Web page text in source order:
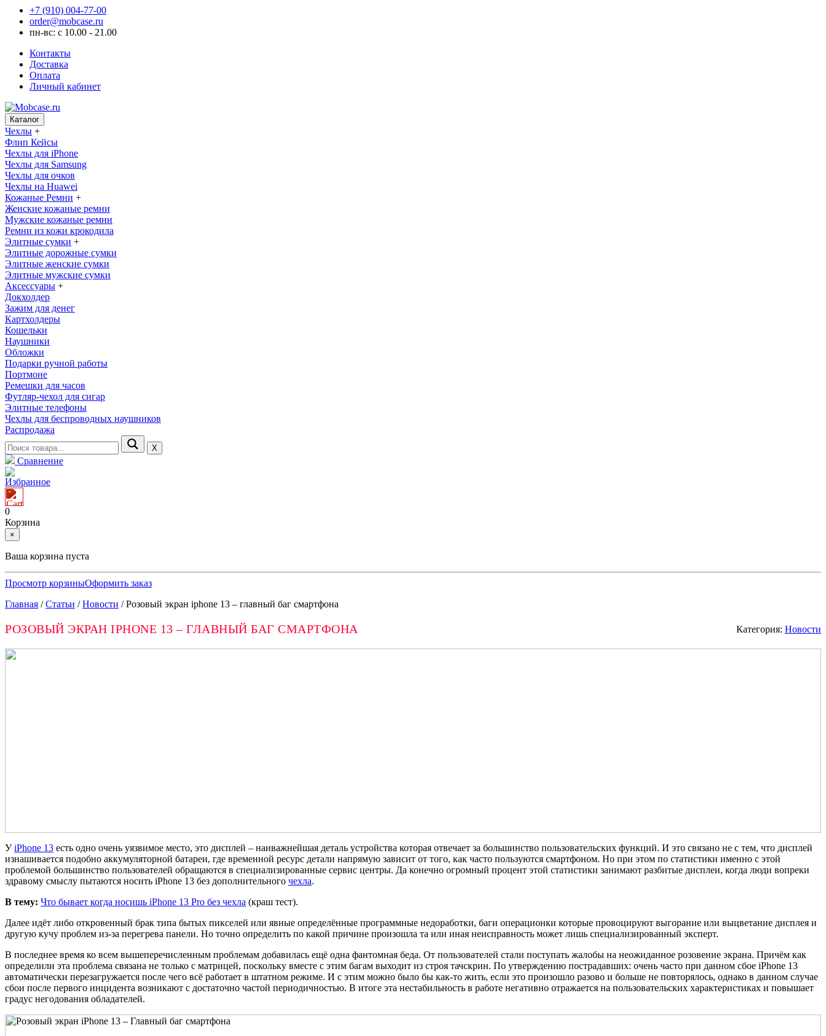
+7 (910) 004-77-00
order@mobcase.ru
пн-вс: с 10.00 - 21.00
Контакты
Доставка
Оплата
Личный кабинет
Каталог
Чехлы +
Флип Кейсы
Чехлы для iPhone
Чехлы для Samsung
Чехлы для очков
Чехлы на Huawei
Кожаные Ремни +
Женские кожаные ремни
Мужские кожаные ремни
Ремни из кожи крокодила
Элитные сумки +
Элитные дорожные сумки
Элитные женские сумки
Элитные мужские сумки
Аксессуары +
Докхолдер
Зажим для денег
Картхолдеры
Кошельки
Наушники
Обложки
Подарки ручной работы
Портмоне
Ремешки для часов
Футляр-чехол для сигар
Элитные телефоны
Чехлы для беспроводных наушников
Распродажа
Х
Сравнение
Избранное
0
Корзина
×
Ваша корзина пуста
Просмотр корзиныОформить заказ
Главная /Статьи /Новости /Розовый экран iphone 13 – главный баг смартфона
РОЗОВЫЙ ЭКРАН IPHONE 13 – ГЛАВНЫЙ БАГ СМАРТФОНА Категория: Новости
УiPhone 13 есть одно очень уязвимое место, это дисплей – наиважнейшая деталь устройства которая отвечает за большинство пользовательских функций. И это связано не с тем, что дисплей
изнашивается подобно аккумуляторной батареи, где временной ресурс детали напрямую зависит от того, как часто пользуются смартфоном. Но при этом по статистики именно с этой
проблемой большинство пользователей обращаются в специализированные сервис центры. Да конечно огромный процент этой статистики занимают разбитые дисплеи, когда люди вопреки
здравому смыслу пытаются носить iPhone 13 без дополнительного чехла.
В тему: Что бывает когда носишь iPhone 13 Pro без чехла (краш тест).
Далее идёт либо откровенный брак типа бытых пикселей или явные определённые программные недоработки, баги операционки которые провоцируют выгорание или выцветание дисплея и
другую кучу проблем из-за перегрева панели. Но точно определить по какой причине произошла та или иная неисправность может лишь специализированный эксперт.
В последнее время ко всем вышеперечисленным проблемам добавилась ещё одна фантомная беда. От пользователей стали поступать жалобы на неожиданное розовение экрана. Причём как
определили эта проблема связана не только с матрицей, поскольку вместе с этим багам выходит из строя тачскрин. По утверждению пострадавших: очень часто при данном сбое iPhone 13
автоматически перезагружается после чего всё работает в штатном режиме. И с этим можно было бы как-то жить, если это произошло разово и больше не повторялось, однако в данном случае
сбои после первого инцидента возникают с достаточно частой периодичностью. В итоге эта нестабильность в работе негативно отражается на пользовательских характеристиках и повышает
градус негодования обладателей.